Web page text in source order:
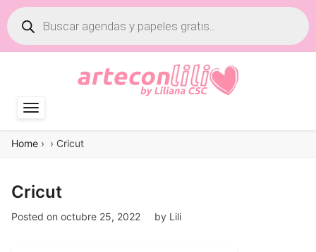
Búsqueda
de
productos
Home › › Cricut
Cricut
Posted on octubre 25, 2022 by Lili